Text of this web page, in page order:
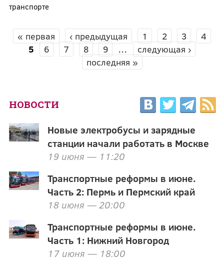
транспорте
СТРАНИЦЫ
« первая ‹ предыдущая 1 2 3
4
5
6 7 8 9 …
следующая ›
последняя »
НОВОСТИ
Новые электробусы и зарядные
станции начали работать в Москве
19 июня — 11:20
Транспортные реформы в июне.
Часть 2: Пермь и Пермский край
18 июня — 20:00
Транспортные реформы в июне.
Часть 1: Нижний Новгород
17 июня — 18:00